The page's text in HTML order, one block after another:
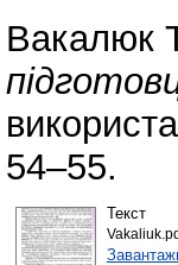
Вакалюк
54–55.
Текст